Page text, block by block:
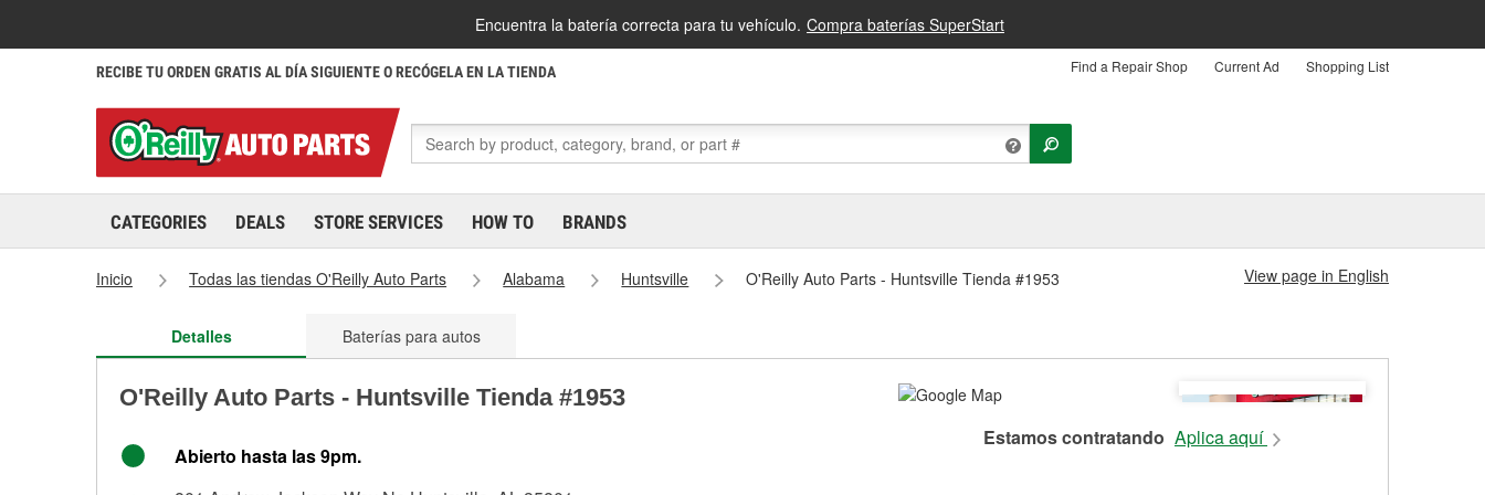
Encuentra la batería correcta para tu vehículo. Compra baterías SuperStart
RECIBE TU ORDEN GRATIS AL DÍA SIGUIENTE O RECÓGELA EN LA TIENDA Find a Repair Shop Current Ad Shopping List
CATEGORIES DEALS STORE SERVICES HOW TO BRANDS
Inicio Todas las tiendas O'Reilly Auto Parts Alabama Huntsville O'Reilly Auto Parts - Huntsville Tienda #1953 View page in English
Detalles Baterías para autos
O'Reilly Auto Parts - Huntsville Tienda #1953
Abierto hasta las 9pm.
Estamos contratando Aplica aquí